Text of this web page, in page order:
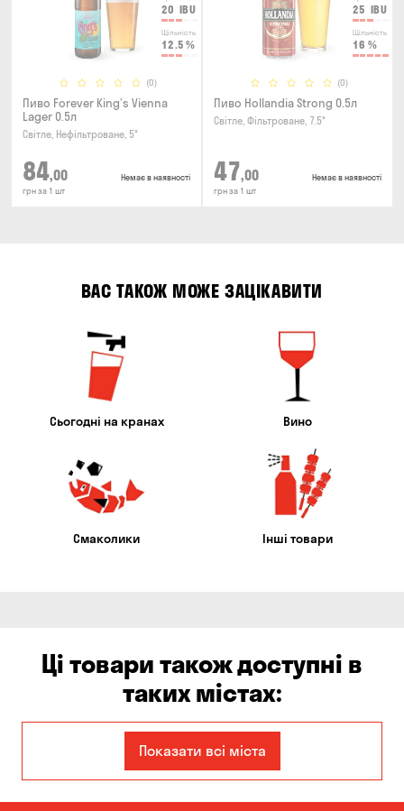
20 IBU
Щільність
12.5 %
(0)
Пиво Forever King’s Vienna
Lager 0.5л
Світле, Нефільтроване, 5°
84,00
грн за 1 шт
Немає в наявності
25 IBU
Щільність
16 %
(0)
Пиво Hollandia Strong 0.5л
Світле, Фільтроване, 7.5°
47,00
грн за 1 шт
Немає в наявності
ВАС ТАКОЖ МОЖЕ ЗАЦІКАВИТИ
Сьогодні на кранах Вино
Смаколики Інші товари
Ці товари також доступні в
таких містах:
Єлизаветівка
Авангард Бабурка
Показати всі міста